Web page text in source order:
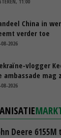
China in
verder toe
2026
vlogger
ambassade mag
2026
Deere